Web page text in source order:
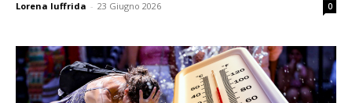
Lorena Iuffrida - 23 Giugno 2026 0